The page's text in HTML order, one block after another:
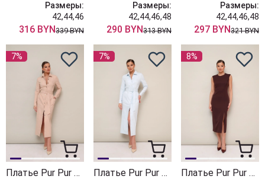
Размеры:
42,44,46
316 BYN339 BYN
Размеры:
42,44,46,48
290 BYN313 BYN
Размеры:
42,44,46,48
297 BYN321 BYN
7%
Платье Pur Pur 11-471-1
7%
Платье Pur Pur 11-471
8%
Платье Pur Pur 11-376-6